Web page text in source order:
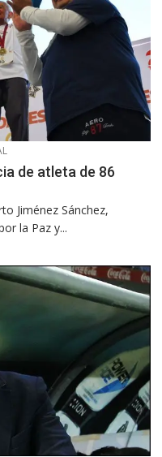
de atleta de 86
Jiménez Sánchez,
la Paz y...